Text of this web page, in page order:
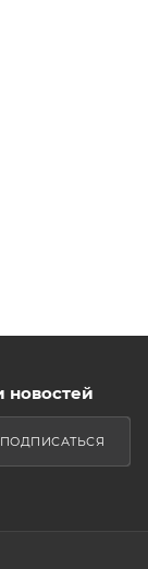
новостей
ПОДПИСАТЬСЯ